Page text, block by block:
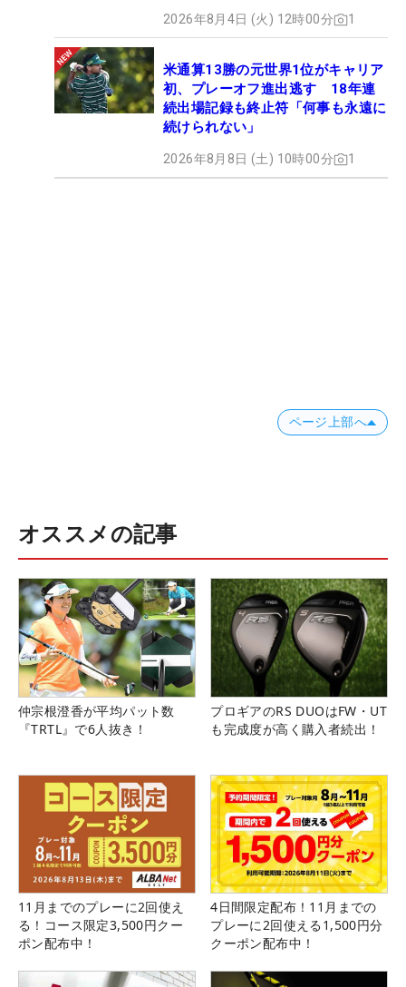
2026年8月4日 (火) 12時00分 1
米通算13勝の元世界1位がキャリア
初、プレーオフ進出逃す 18年連
続出場記録も終止符「何事も永遠に
続けられない」
2026年8月8日 (土) 10時00分 1
ページ上部へ
オススメの記事
仲宗根澄香が平均パット数
『TRTL』で6人抜き！
プロギアのRS DUOはFW・UT
も完成度が高く購入者続出！
11月までのプレーに2回使え
る！コース限定3,500円クー
ポン配布中！
4日間限定配布！11月までの
プレーに2回使える1,500円分
クーポン配布中！